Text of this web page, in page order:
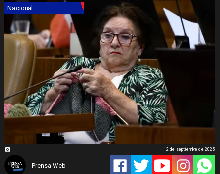
Nacional
Prensa Web
12 de septiembre de 2025